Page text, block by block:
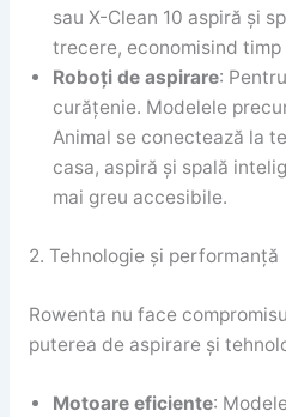
sau X-Clean 10 aspiră și
trecere, economisind
Roboți de aspirare:
curățenie. Modelele
Animal se conectează la
casa, aspiră și spală
mai greu accesibile.
2. Tehnologie și performanță
Rowenta nu face
puterea de aspirare și
Motoare eficiente: